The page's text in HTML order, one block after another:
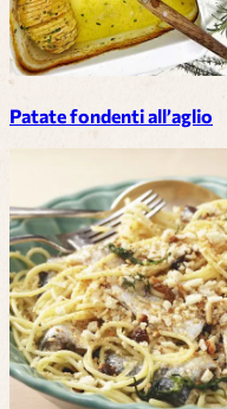
Patate fondenti all’aglio